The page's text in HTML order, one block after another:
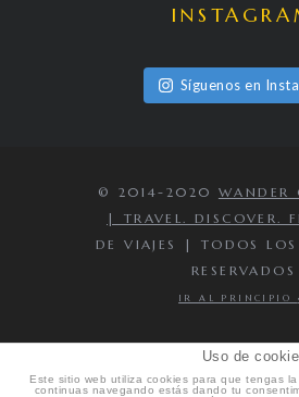
Síguenos en
© 2014-2020 WANDER
| TRAVEL. DISCOVER.
DE VIAJES | TODOS LOS
RESERVADOS
IR AL PRINCIPIO
Uso de
Este sitio web utiliza cookies para que tengas
continuas navegando estás dando tu